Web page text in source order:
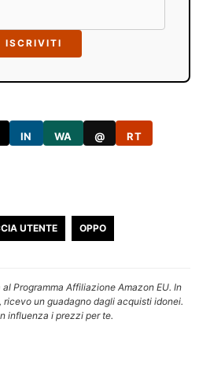
ISCRIVITI
IN WA @ RT
UTENTE OPPO
Programma Affiliazione Amazon EU. In
un guadagno dagli acquisti idonei.
influenza i prezzi per te.